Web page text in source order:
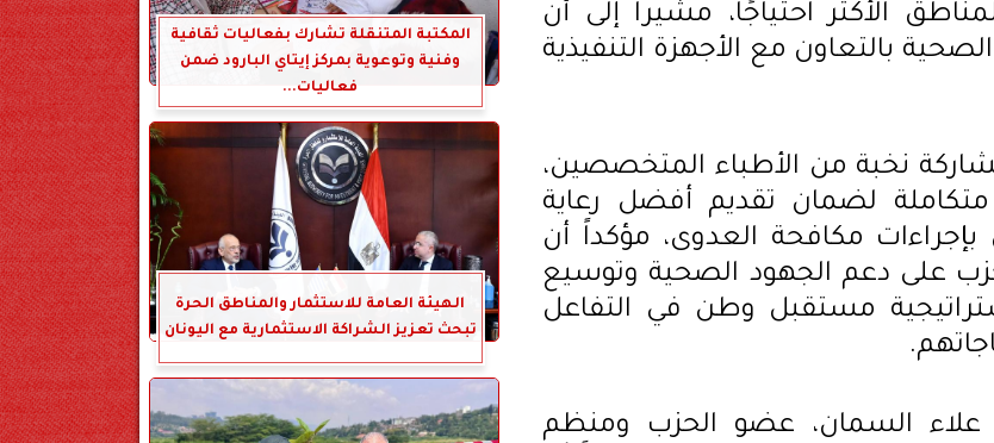
الأكثر احتياجًا، مشيراً إلى أن
بالتعاون مع الأجهزة التنفيذية
نخبة من الأطباء المتخصصين،
لضمان تقديم أفضل رعاية
بإجراءات مكافحة العدوى، مؤكداً أن
على دعم الجهود الصحية وتوسيع
مستقبل وطن في التفاعل
علاء السمان، عضو الحزب ومنظم
المكتبة المتنقلة تشارك بفعاليات ثقافية
وفنية وتوعوية بمركز إيتاي البارود ضمن
فعاليات...
الهيئة العامة للاستثمار والمناطق الحرة
تبحث تعزيز الشراكة الاستثمارية مع اليونان